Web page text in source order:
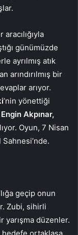
günümüzde
ayrılmış atık
arındırılmış bir
arıyor.
’nin yönettiği
Akpınar,
Oyun, 7 Nisan
geçip onun
Zubi, sihirli
yarışma düzenler.